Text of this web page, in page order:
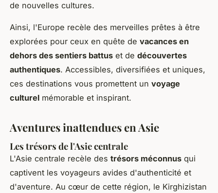
de nouvelles cultures.
Ainsi, l'Europe recèle des merveilles prêtes à être
explorées pour ceux en quête de vacances en
dehors des sentiers battus et de découvertes
authentiques. Accessibles, diversifiées et uniques,
ces destinations vous promettent un voyage
culturel mémorable et inspirant.
Aventures inattendues en Asie
Les trésors de l'Asie centrale
L'Asie centrale recèle des trésors méconnus qui
captivent les voyageurs avides d'authenticité et
d'aventure. Au cœur de cette région, le Kirghizistan